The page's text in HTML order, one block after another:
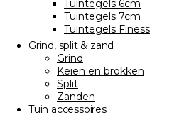
Tuintegels 6cm
Tuintegels 7cm
Tuintegels Finess
Grind, split & zand
Grind
Keien en brokken
Split
Zanden
Tuin accessoires